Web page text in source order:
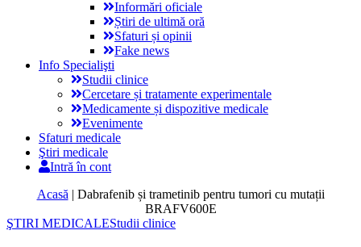
Informări oficiale
Știri de ultimă oră
Sfaturi și opinii
Fake news
Info Specialişti
Studii clinice
Cercetare și tratamente experimentale
Medicamente și dispozitive medicale
Evenimente
Sfaturi medicale
Ştiri medicale
Intră în cont
Acasă | Dabrafenib și trametinib pentru tumori cu mutații
BRAFV600E
ŞTIRI MEDICALEStudii clinice